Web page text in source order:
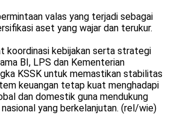
valas yang terjadi sebagai
aset yang wajar dan terukur.
koordinasi kebijakan serta strategi
BI, LPS dan Kementerian
KSSK untuk memastikan stabilitas
keuangan tetap kuat menghadapi
dan domestik guna mendukung
yang berkelanjutan. (rel/wie)